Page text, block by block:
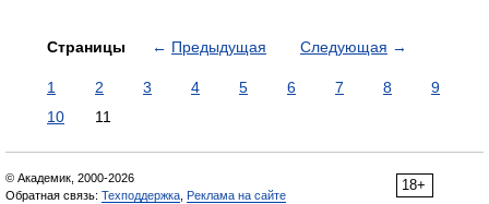
Страницы ← Предыдущая Следующая →
1 2 3 4 5 6 7 8
9
10
11
18+
© Академик, 2000-2026
Обратная связь: Техподдержка Реклама на сайте